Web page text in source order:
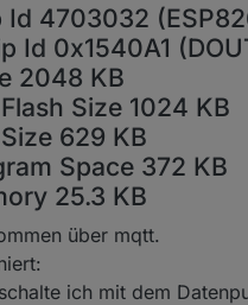
Id 4703032
Id 0x1540A1
2048 KB
Size 1024 KB
629 KB
Space 372 KB
25.3 KB
über mqtt.
ich mit dem